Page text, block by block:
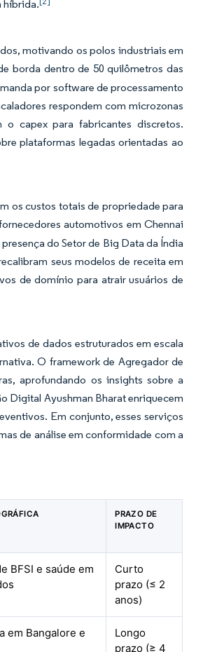
híbrida.
motivando os polos industriais em
borda dentro de 50 quilômetros das
por software de processamento
respondem com microzonas
o capex para fabricantes discretos.
plataformas legadas orientadas ao
os custos totais de propriedade para
automotivos em Chennai
do Setor de Big Data da Índia
seus modelos de receita em
de domínio para atrair usuários de
de dados estruturados em escala
O framework de Agregador de
aprofundando os insights sobre a
Digital Ayushman Bharat enriquecem
Em conjunto, esses serviços
de análise em conformidade com a
PRAZO DE
IMPACTO
BFSI e saúde em
Curto
prazo (≤ 2
anos)
em Bangalore e
Longo
prazo (≥ 4